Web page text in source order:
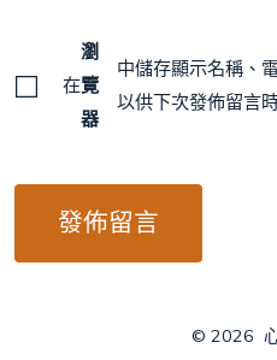
在
瀏
覽
器
中儲存顯示名稱、
以供下次發佈留言
© 2026